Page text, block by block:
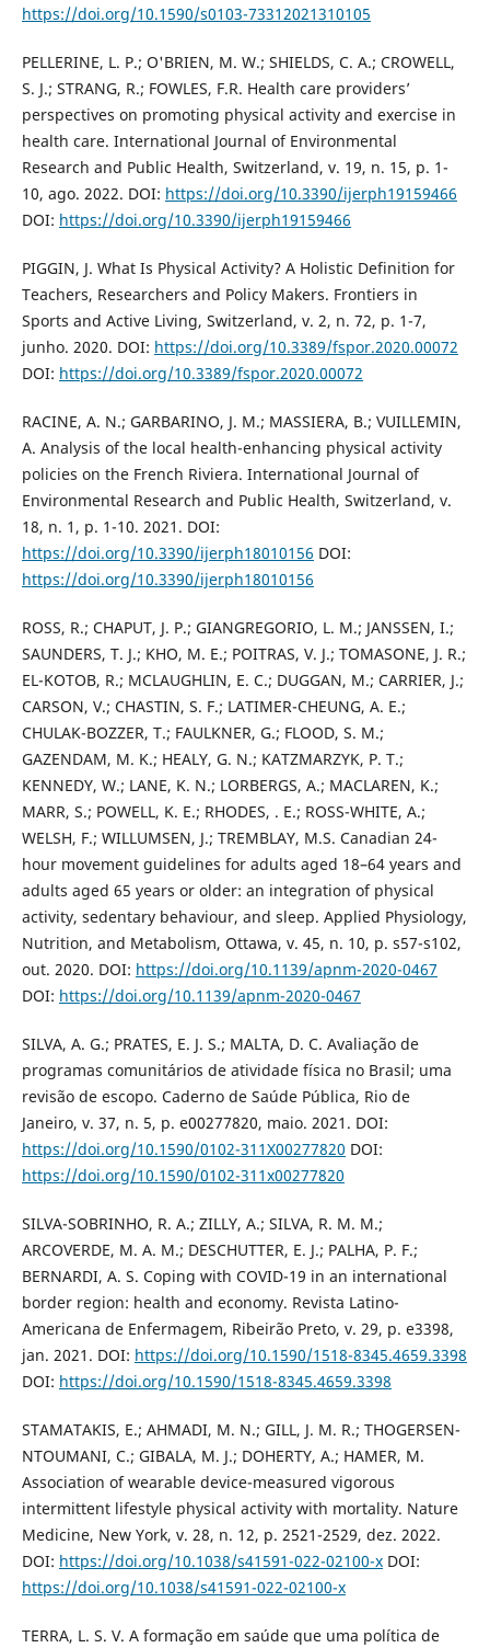
https://doi.org/10.1590/s0103-73312021310105
PELLERINE, L. P.; O'BRIEN, M. W.; SHIELDS, C. A.; CROWELL,
S. J.; STRANG, R.; FOWLES, F.R. Health care providers’
perspectives on promoting physical activity and exercise in
health care. International Journal of Environmental
Research and Public Health, Switzerland, v. 19, n. 15, p. 1-
10, ago. 2022. DOI: https://doi.org/10.3390/ijerph19159466
DOI: https://doi.org/10.3390/ijerph19159466
PIGGIN, J. What Is Physical Activity? A Holistic Definition for
Teachers, Researchers and Policy Makers. Frontiers in
Sports and Active Living, Switzerland, v. 2, n. 72, p. 1-7,
junho. 2020. DOI: https://doi.org/10.3389/fspor.2020.00072
DOI: https://doi.org/10.3389/fspor.2020.00072
RACINE, A. N.; GARBARINO, J. M.; MASSIERA, B.; VUILLEMIN,
A. Analysis of the local health-enhancing physical activity
policies on the French Riviera. International Journal of
Environmental Research and Public Health, Switzerland, v.
18, n. 1, p. 1-10. 2021. DOI:
https://doi.org/10.3390/ijerph18010156 DOI:
https://doi.org/10.3390/ijerph18010156
ROSS, R.; CHAPUT, J. P.; GIANGREGORIO, L. M.; JANSSEN, I.;
SAUNDERS, T. J.; KHO, M. E.; POITRAS, V. J.; TOMASONE, J. R.;
EL-KOTOB, R.; MCLAUGHLIN, E. C.; DUGGAN, M.; CARRIER, J.;
CARSON, V.; CHASTIN, S. F.; LATIMER-CHEUNG, A. E.;
CHULAK-BOZZER, T.; FAULKNER, G.; FLOOD, S. M.;
GAZENDAM, M. K.; HEALY, G. N.; KATZMARZYK, P. T.;
KENNEDY, W.; LANE, K. N.; LORBERGS, A.; MACLAREN, K.;
MARR, S.; POWELL, K. E.; RHODES, . E.; ROSS-WHITE, A.;
WELSH, F.; WILLUMSEN, J.; TREMBLAY, M.S. Canadian 24-
hour movement guidelines for adults aged 18–64 years and
adults aged 65 years or older: an integration of physical
activity, sedentary behaviour, and sleep. Applied Physiology,
Nutrition, and Metabolism, Ottawa, v. 45, n. 10, p. s57-s102,
out. 2020. DOI: https://doi.org/10.1139/apnm-2020-0467
DOI: https://doi.org/10.1139/apnm-2020-0467
SILVA, A. G.; PRATES, E. J. S.; MALTA, D. C. Avaliação de
programas comunitários de atividade física no Brasil; uma
revisão de escopo. Caderno de Saúde Pública, Rio de
Janeiro, v. 37, n. 5, p. e00277820, maio. 2021. DOI:
https://doi.org/10.1590/0102-311X00277820 DOI:
https://doi.org/10.1590/0102-311x00277820
SILVA-SOBRINHO, R. A.; ZILLY, A.; SILVA, R. M. M.;
ARCOVERDE, M. A. M.; DESCHUTTER, E. J.; PALHA, P. F.;
BERNARDI, A. S. Coping with COVID-19 in an international
border region: health and economy. Revista Latino-
Americana de Enfermagem, Ribeirão Preto, v. 29, p. e3398,
jan. 2021. DOI: https://doi.org/10.1590/1518-8345.4659.3398
DOI: https://doi.org/10.1590/1518-8345.4659.3398
STAMATAKIS, E.; AHMADI, M. N.; GILL, J. M. R.; THOGERSEN-
NTOUMANI, C.; GIBALA, M. J.; DOHERTY, A.; HAMER, M.
Association of wearable device-measured vigorous
intermittent lifestyle physical activity with mortality. Nature
Medicine, New York, v. 28, n. 12, p. 2521-2529, dez. 2022.
DOI: https://doi.org/10.1038/s41591-022-02100-xDOI:
https://doi.org/10.1038/s41591-022-02100-x
TERRA, L. S. V. A formação em saúde que uma política de